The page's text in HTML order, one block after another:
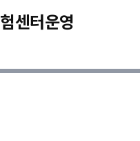
센터운영